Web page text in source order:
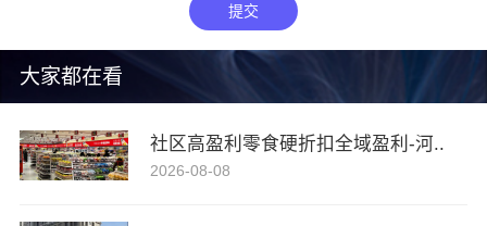
大家都在看
社区高盈利零食硬折扣全域盈利-河..
2026-08-08
提交